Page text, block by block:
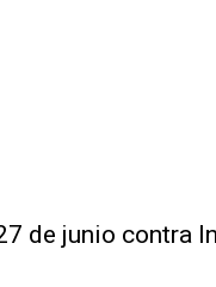
de junio contra